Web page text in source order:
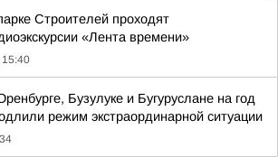
Строителей проходят
«Лента времени»
15:40
Бузулуке и Бугуруслане на год
режим экстраординарной ситуации